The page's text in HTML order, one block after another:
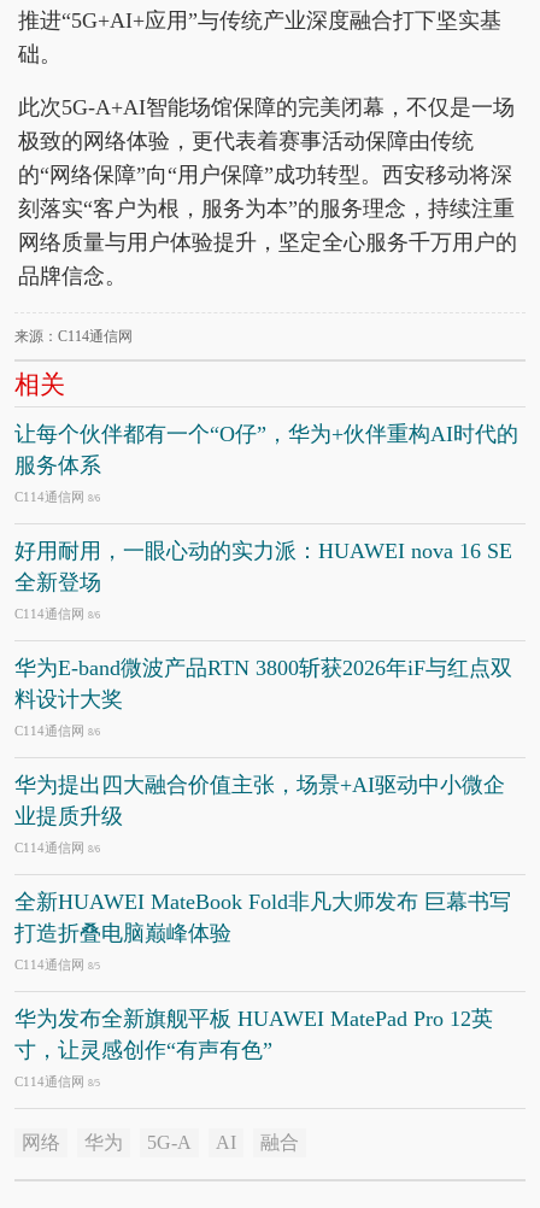
推进“5G+AI+应用”与传统产业深度融合打下坚实基
础。
此次5G-A+AI智能场馆保障的完美闭幕，不仅是一场
极致的网络体验，更代表着赛事活动保障由传统
的“网络保障”向“用户保障”成功转型。西安移动将深
刻落实“客户为根，服务为本”的服务理念，持续注重
网络质量与用户体验提升，坚定全心服务千万用户的
品牌信念。
来源：C114通信网
相关
让每个伙伴都有一个“O仔”，华为+伙伴重构AI时代的
服务体系
C114通信网 8/6
好用耐用，一眼心动的实力派：HUAWEI nova 16 SE
全新登场
C114通信网 8/6
华为E-band微波产品RTN 3800斩获2026年iF与红点双
料设计大奖
C114通信网 8/6
华为提出四大融合价值主张，场景+AI驱动中小微企
业提质升级
C114通信网 8/6
全新HUAWEI MateBook Fold非凡大师发布 巨幕书写
打造折叠电脑巅峰体验
C114通信网 8/5
华为发布全新旗舰平板 HUAWEI MatePad Pro 12英
寸，让灵感创作“有声有色”
C114通信网 8/5
网络 华为 5G-A AI 融合